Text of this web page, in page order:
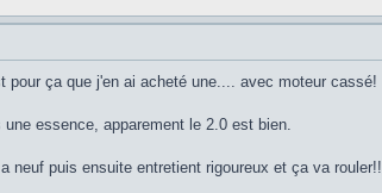
ça que j'en ai acheté une.... avec moteur cassé!
essence, apparement le 2.0 est bien.
neuf puis ensuite entretient rigoureux et ça va rouler!!